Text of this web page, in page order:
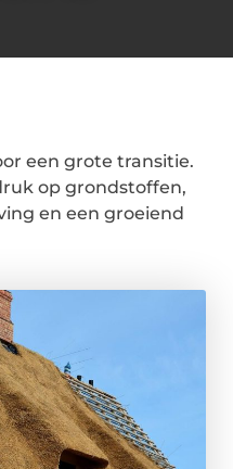
een grote transitie.
op grondstoffen,
en een groeiend